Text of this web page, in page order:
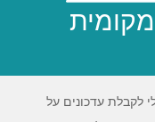
מקומית
לקבלת עדכונים על